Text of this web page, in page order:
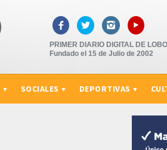
   ▸
PRIMER DIARIO DIGITAL DE
Fundado el 15 de Julio de 2002
SOCIALES DEPORTIVAS